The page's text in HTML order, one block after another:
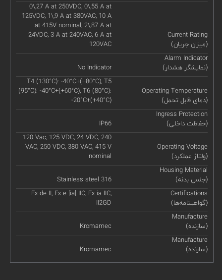
Current Rating
(میزان جریان)
0\,27 A at 250VDC, 0\,55 A at
125VDC, 1\,9 A at 380VAC, 10 A
at 415V nominal, 2\,87 A at
24VDC, 3 A at 240VAC, 6 A at
120VAC
Alarm Indicator
(نمایشگر هشدار)
No Indicator
Operating Temperature
(دمای قابل تحمل)
T4 (130°C): -40°C+(+80°C), T5
(95°C): -40°C+(+60°C), T6 (80°C):
-20°C+(+40°C)
Ingress Protection
(حفاظت داخلی)
IP66
Operating Voltage
(ولتاژ عملکرد)
120 Vac, 125 VDC, 24 VDC, 240
VAC, 250 VDC, 380 VAC, 415 V
nominal
Housing Material
(جنس بدنه)
Stainless steel 316
Certifications
(گواهینامه‌ها)
Ex de II, Ex e [ia] IIC, Ex ia IIC,
II2GD
Manufacture
(سازنده)
Kromamec
Manufacture
(سازنده)
Kromamec